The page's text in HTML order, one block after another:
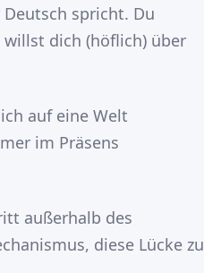
spricht. Du
willst dich (höflich) über
auf eine Welt
im Präsens
außerhalb des
diese Lücke zu